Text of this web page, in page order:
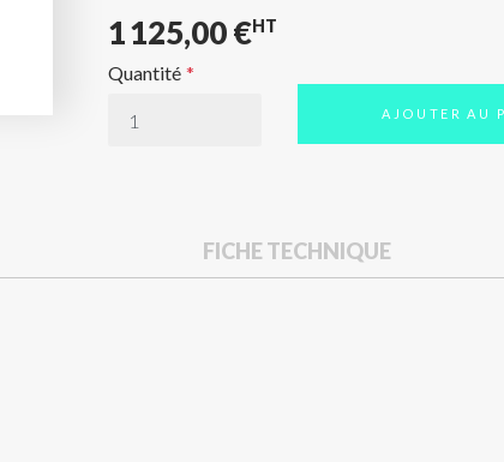
1 125,00 €HT
Quantité
AJOUTER AU
FICHE TECHNIQUE